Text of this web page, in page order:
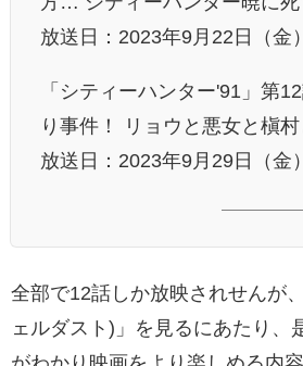
放送日：2023年9月22日（金）
「シティーハンター'91」第
り事件！ リョウと悪女と槇村
放送日：2023年9月29日（金）
全部で12話しか放映されせんが
ェルダスト)」を見るにあたり、